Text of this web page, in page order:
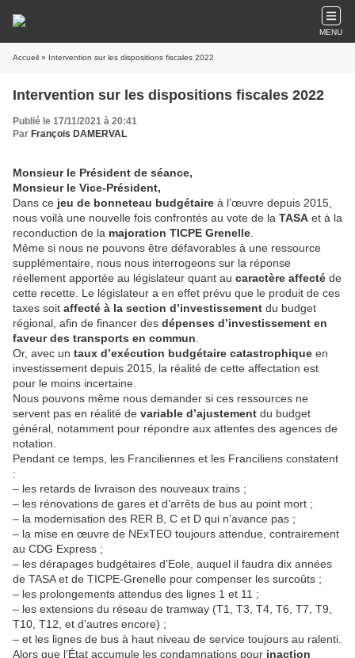
MENU
Accueil » Intervention sur les dispositions fiscales 2022
Intervention sur les dispositions fiscales 2022
Publié le 17/11/2021 à 20:41
Par François DAMERVAL
Monsieur le Président de séance,
Monsieur le Vice-Président,
Dans ce jeu de bonneteau budgétaire à l’œuvre depuis 2015,
nous voilà une nouvelle fois confrontés au vote de la TASA et à la
reconduction de la majoration TICPE Grenelle
Même si nous ne pouvons être défavorables à une ressource
supplémentaire, nous nous interrogeons sur la réponse
réellement apportée au législateur quant au caractère affecté de
cette recette. Le législateur a en effet prévu que le produit de ces
taxes soit affecté à la section d’investissement du budget
régional, afin de financer des dépenses d’investissement en
faveur des transports en commun
Or, avec un taux d’exécution budgétaire catastrophique en
investissement depuis 2015, la réalité de cette affectation est
pour le moins incertaine.
Nous pouvons même nous demander si ces ressources ne
servent pas en réalité de variable d’ajustement du budget
général, notamment pour répondre aux attentes des agences de
notation.
Pendant ce temps, les Franciliennes et les Franciliens constatent
:
– les retards de livraison des nouveaux trains ;
– les rénovations de gares et d’arrêts de bus au point mort ;
– la modernisation des RER B, C et D qui n’avance pas ;
– la mise en œuvre de NExTEO toujours attendue, contrairement
au CDG Express ;
– les dérapages budgétaires d’Eole, auquel il faudra dix années
de TASA et de TICPE-Grenelle pour compenser les surcoûts ;
– les prolongements attendus des lignes 1 et 11 ;
– les extensions du réseau de tramway (T1, T3, T4, T6, T7, T9,
T10, T12, et d’autres encore) ;
– et les lignes de bus à haut niveau de service toujours au ralenti.
Alors que l’État accumule les condamnations pour inaction